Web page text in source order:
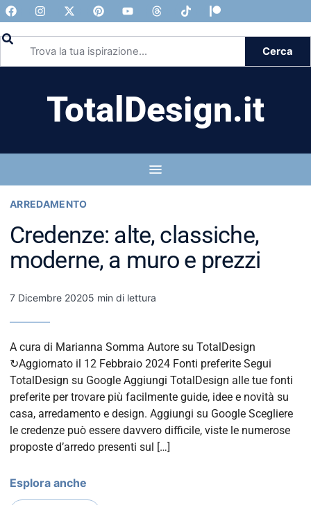
Cerca
TotalDesign.it
ARREDAMENTO
Credenze: alte, classiche,
moderne, a muro e prezzi
7 Dicembre 20205 min di lettura
A cura di Marianna Somma Autore su TotalDesign
↻Aggiornato il 12 Febbraio 2024 Fonti preferite Segui
TotalDesign su Google Aggiungi TotalDesign alle tue fonti
preferite per trovare più facilmente guide, idee e novità su
casa, arredamento e design. Aggiungi su Google Scegliere
le credenze può essere davvero difficile, viste le numerose
proposte d’arredo presenti sul […]
Esplora anche